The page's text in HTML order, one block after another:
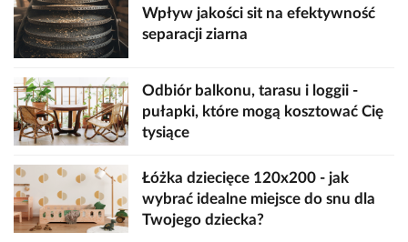
Wpływ jakości sit na efektywność
separacji ziarna
Odbiór balkonu, tarasu i loggii -
pułapki, które mogą kosztować Cię
tysiące
Łóżka dziecięce 120x200 - jak
wybrać idealne miejsce do snu dla
Twojego dziecka?